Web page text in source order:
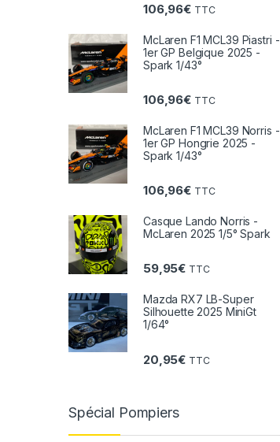
106,96€ TTC
McLaren F1 MCL39 Piastri -
1er GP Belgique 2025 -
Spark 1/43°
106,96€ TTC
McLaren F1 MCL39 Norris -
1er GP Hongrie 2025 -
Spark 1/43°
106,96€ TTC
Casque Lando Norris -
McLaren 2025 1/5° Spark
59,95€ TTC
Mazda RX7 LB-Super
Silhouette 2025 MiniGt
1/64°
20,95€ TTC
Spécial Pompiers